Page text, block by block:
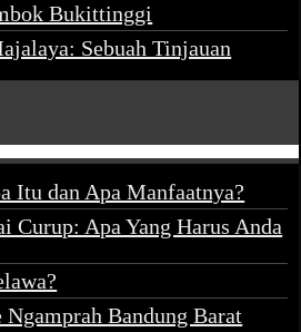
Bukittinggi
Sebuah Tinjauan
Itu dan Apa Manfaatnya?
Curup: Apa Yang Harus Anda
Bandung Barat